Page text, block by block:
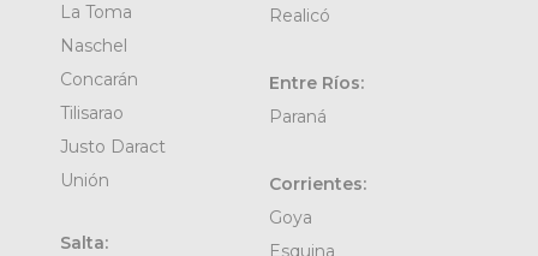
La Toma
Naschel
Concarán
Tilisarao
Justo Daract
Unión
Salta:
Realicó
Entre Ríos:
Paraná
Corrientes:
Goya
Esquina